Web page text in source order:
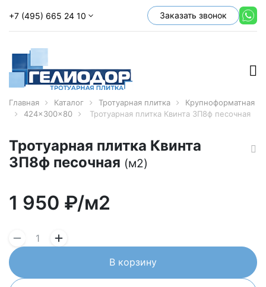
+7 (495) 665 24 10 Заказать звонок
Главная Каталог Тротуарная плитка
Крупноформатная
424x300x80
Тротуарная плитка Квинта 3П8ф песочная
Тротуарная плитка Квинта
3П8ф песочная (м2)
1 950 ₽/м2
В корзину